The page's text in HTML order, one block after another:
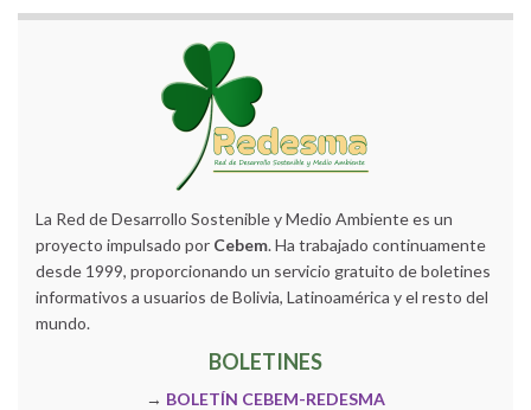
La Red de Desarrollo Sostenible y Medio Ambiente es un
proyecto impulsado por Cebem. Ha trabajado continuamente
desde 1999, proporcionando un servicio gratuito de boletines
informativos a usuarios de Bolivia, Latinoamérica y el resto del
mundo.
BOLETINES
→ BOLETÍN CEBEM-REDESMA